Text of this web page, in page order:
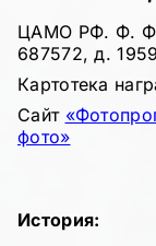
ЦАМО РФ. Ф. Ф.
687572, д.
Картотека
Сайт
фото»
История: